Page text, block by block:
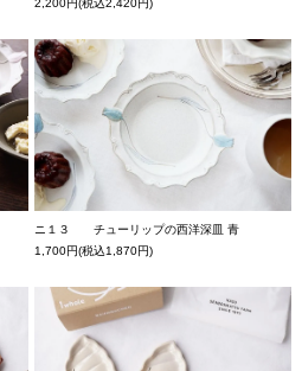
2,200円(税込2,420円)
ニ１３ チューリップの西洋深皿 青
1,700円(税込1,870円)